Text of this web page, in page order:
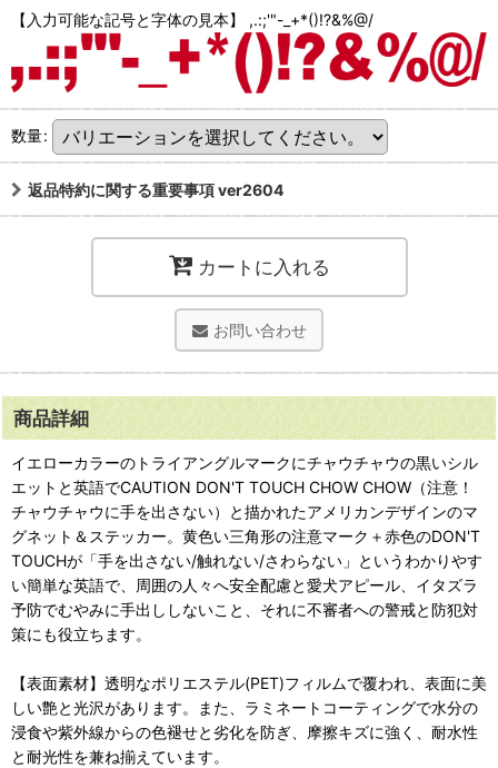
【入力可能な記号と字体の見本】 ,.:;'"-_+*()!?&%@/
数量:
返品特約に関する重要事項 ver2604
カートに入れる
お問い合わせ
商品詳細
イエローカラーのトライアングルマークにチャウチャウの黒いシル
エットと英語でCAUTION DON'T TOUCH CHOW CHOW（注意！
チャウチャウに手を出さない）と描かれたアメリカンデザインのマ
グネット＆ステッカー。黄色い三角形の注意マーク＋赤色のDON'T
TOUCHが「手を出さない/触れない/さわらない」というわかりやす
い簡単な英語で、周囲の人々へ安全配慮と愛犬アピール、イタズラ
予防でむやみに手出ししないこと、それに不審者への警戒と防犯対
策にも役立ちます。
【表面素材】透明なポリエステル(PET)フィルムで覆われ、表面に美
しい艶と光沢があります。また、ラミネートコーティングで水分の
浸食や紫外線からの色褪せと劣化を防ぎ、摩擦キズに強く、耐水性
と耐光性を兼ね揃えています。